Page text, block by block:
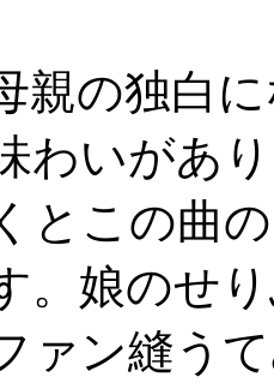
親の独白
わいがあ
とこの曲
。娘のせ
ァン縫う